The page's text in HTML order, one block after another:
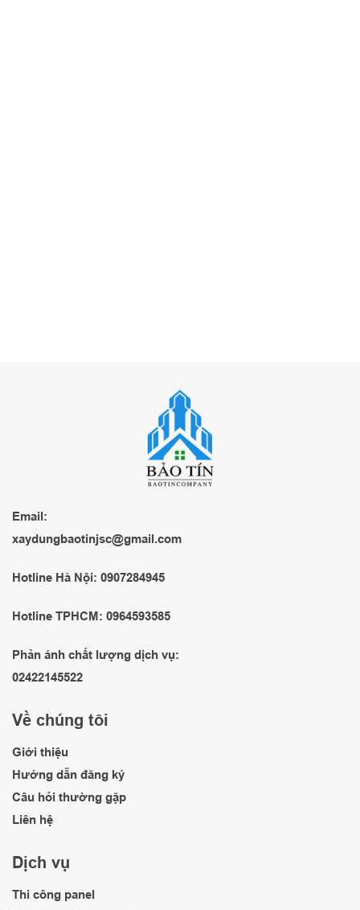
Email:
xaydungbaotinjsc@gmail.com
Hotline Hà Nội: 0907284945
Hotline TPHCM: 0964593585
Phản ánh chất lượng dịch vụ:
02422145522
Về chúng tôi
Giới thiệu
Hướng dẫn đăng ký
Câu hỏi thường gặp
Liên hệ
Dịch vụ
Thi công panel